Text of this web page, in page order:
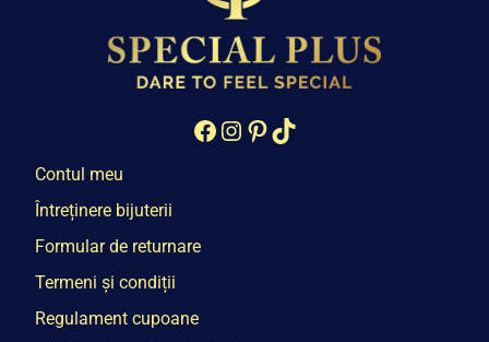
Facebook
Instagram
Pinterest
TikTok
Contul meu
Întreținere bijuterii
Formular de returnare
Termeni și condiții
Regulament cupoane